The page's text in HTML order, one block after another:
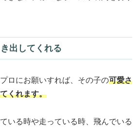
出してくれる
ロにお願いすれば、その子の可愛さ
くれます。
いる時や走っている時、飛んでいる